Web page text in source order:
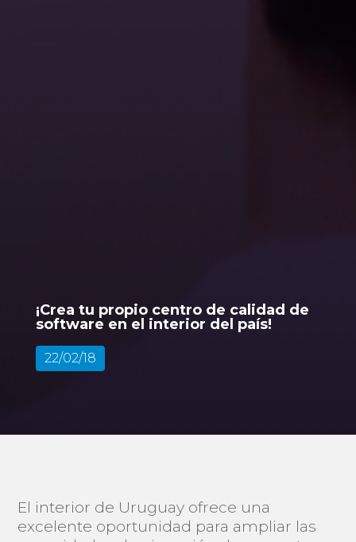
¡Crea tu propio centro de calidad de
software en el interior del país!
22/02/18
El interior de Uruguay ofrece una
excelente oportunidad para ampliar las